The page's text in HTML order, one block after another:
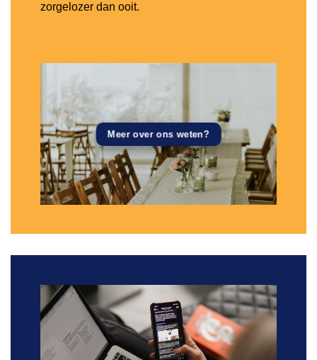
zorgelozer dan ooit.
Meer over ons weten?